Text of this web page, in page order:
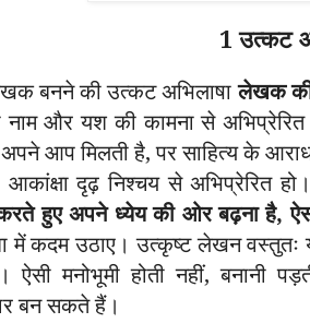
1 उत्कट
बनने की उत्कट अभिलाषालेखक की
नाम और यश की कामना से
आप मिलती है, पर साहित्य के
आकांक्षा दृढ़ निश्चय से अभिप्रेरित
हुए अपने ध्येय की ओर बढ़ना है,
में कदम उठाए। उत्कृष्ट लेखन वस्तुतः
ऐसी मनोभूमी होती नहीं, बनानी
बन सकते हैं।